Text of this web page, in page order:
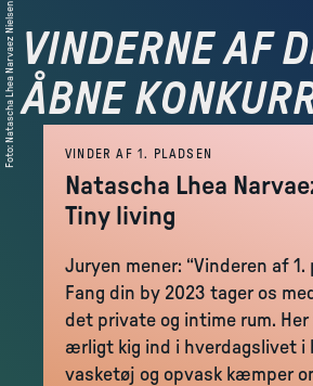
VINDERNE AF
ÅBNE
Foto
:
Natascha Lhea Narvaez Nielsen
VINDER AF 1. PLADSEN
Natascha Lhea
Tiny living
Juryen mener: “Vinderen af 1.
Fang din by 2023 tager os
det private og intime rum.
ærligt kig ind i hverdagslivet i
vasketøj og opvask kæmper
VINDERNE AF
ÅBNE